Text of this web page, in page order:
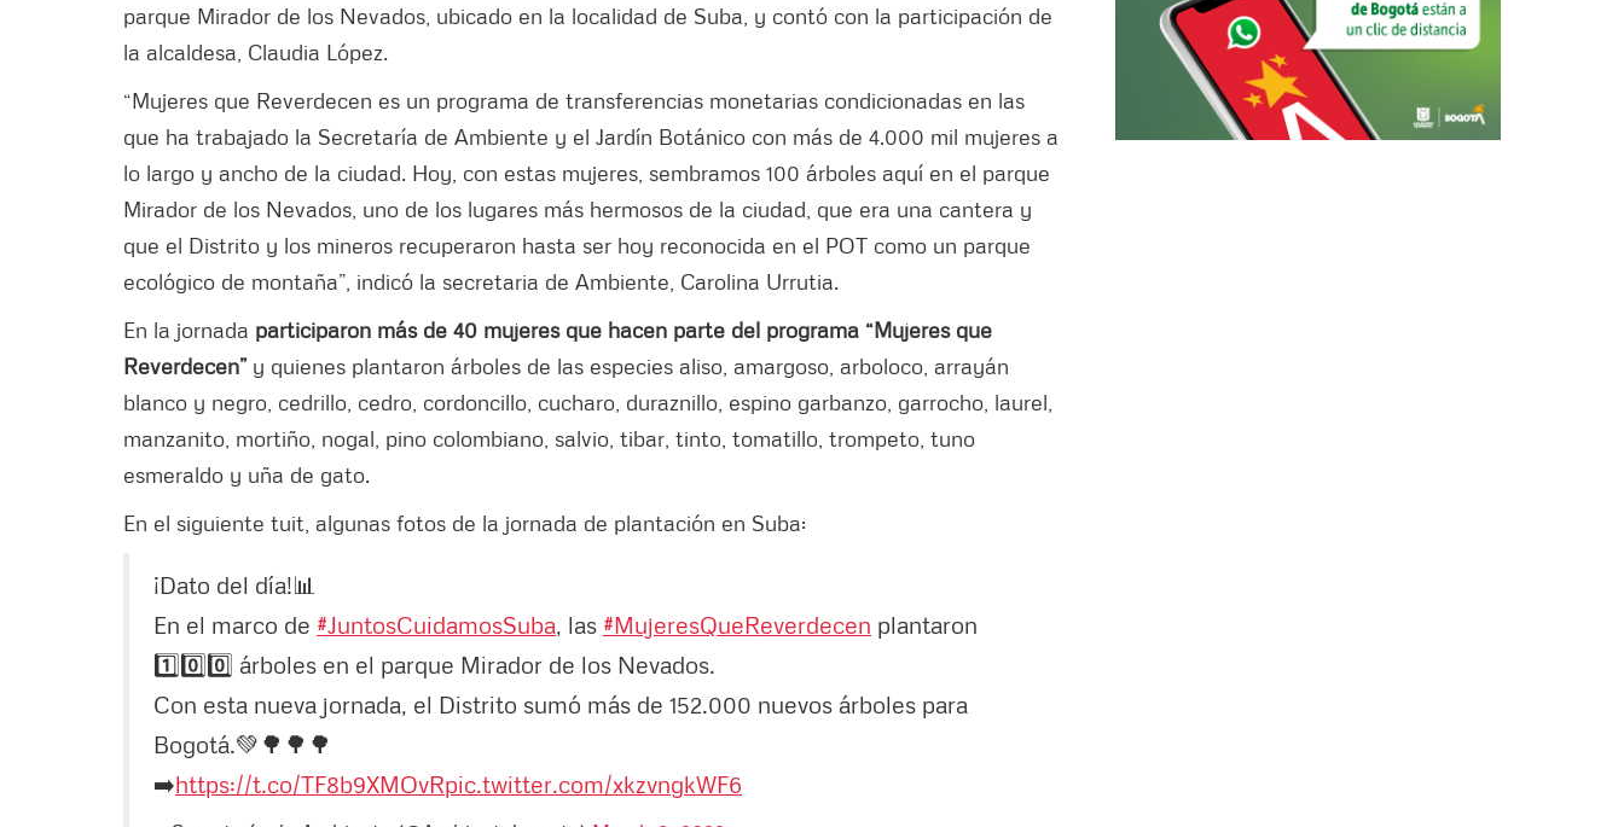
parque Mirador de los Nevados, ubicado en la localidad de Suba, y contó con la participación de
la alcaldesa, Claudia López.
“Mujeres que Reverdecen es un programa de transferencias monetarias condicionadas en las
que ha trabajado la Secretaría de Ambiente y el Jardín Botánico con más de 4.000 mil mujeres a
lo largo y ancho de la ciudad. Hoy, con estas mujeres, sembramos 100 árboles aquí en el parque
Mirador de los Nevados, uno de los lugares más hermosos de la ciudad, que era una cantera y
que el Distrito y los mineros recuperaron hasta ser hoy reconocida en el POT como un parque
ecológico de montaña”, indicó la secretaria de Ambiente, Carolina Urrutia.
En la jornada participaron más de 40 mujeres que hacen parte del programa “Mujeres que
Reverdecen” y quienes plantaron árboles de las especies aliso, amargoso, arboloco, arrayán
blanco y negro, cedrillo, cedro, cordoncillo, cucharo, duraznillo, espino garbanzo, garrocho, laurel,
manzanito, mortiño, nogal, pino colombiano, salvio, tibar, tinto, tomatillo, trompeto, tuno
esmeraldo y uña de gato.
En el siguiente tuit, algunas fotos de la jornada de plantación en Suba:
¡Dato del día!📊
En el marco de #JuntosCuidamosSuba , las #MujeresQueReverdecen plantaron
1️⃣0️⃣0️⃣ árboles en el parque Mirador de los Nevados.
Con esta nueva jornada, el Distrito sumó más de 152.000 nuevos árboles para
Bogotá.💚🌳🌳🌳
➡️https://t.co/TF8b9XMOvRpic.twitter.com/xkzvngkWF6